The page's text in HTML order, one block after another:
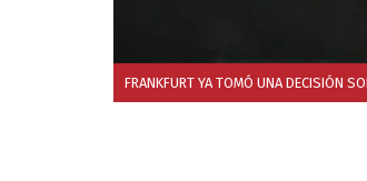
FRANKFURT YA TOMÓ UNA DECISIÓN